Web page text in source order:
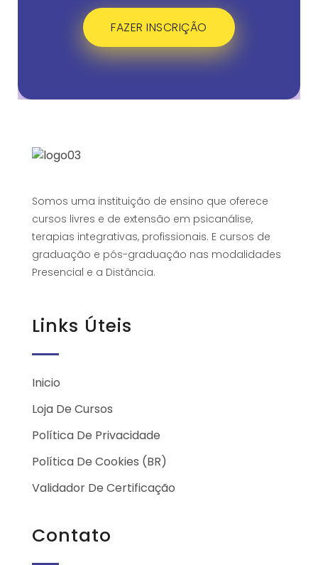
FAZER INSCRIÇÃO
Somos uma instituição de ensino que oferece
cursos livres e de extensão em psicanálise,
terapias integrativas, profissionais. E cursos de
graduação e pós-graduação nas modalidades
Presencial e a Distância.
Links Úteis
Inicio
Loja De Cursos
Política De Privacidade
Política De Cookies (BR)
Validador De Certificação
Contato